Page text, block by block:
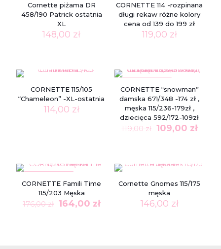
Cornette piżama DR
458/190 Patrick ostatnia
XL
148,00 zł
CORNETTE 114 -rozpinana
długi rekaw różne kolory
cena od 139 do 199 zł
119,00 zł
CORNETTE 115/105
“Chameleon” -XL-ostatnia
114,00 zł
CORNETTE “snowman”
damska 671/348 -174 zł ,
męska 115/236-179zł ,
dziecięca 592/172-109zł
119,00zł Pierwotna
109,00 zł
CORNETTE Famili Time
115/203 Męska
176,00zł Pierwotna
164,00 złAktualna
Cornette Gnomes 115/175
męska
146,00 zł